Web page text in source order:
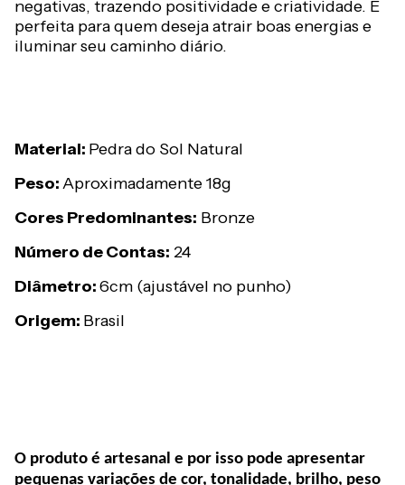
negativas, trazendo positividade e criatividade. É
perfeita para quem deseja atrair boas energias e
iluminar seu caminho diário.
Material: Pedra do Sol Natural
Peso:Aproximadamente 18g
Cores Predominantes: Bronze
Número de Contas: 24
Diâmetro:6cm (ajustável no punho)
Origem: Brasil
O produto é artesanal e por isso pode apresentar
pequenas variações de cor, tonalidade, brilho, peso